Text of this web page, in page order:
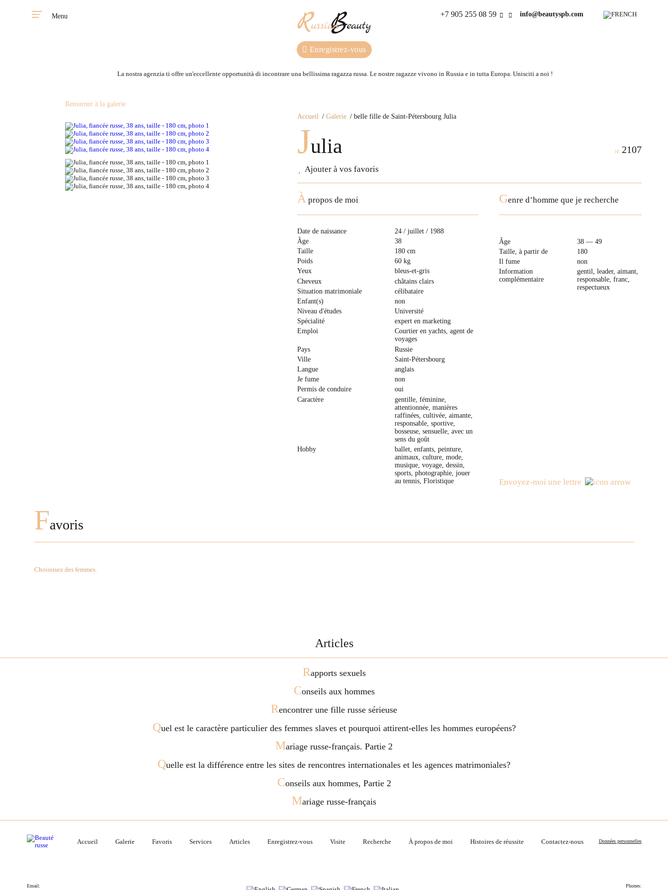
Menu +7 905 255 08 59 info@beautyspb.com
Enregistrez-vous
La nostra agenzia ti offre un'eccellente opportunità di incontrare una bellissima ragazza russa. Le nostre ragazze vivono in Russia e in tutta Europa. Unisciti a noi !
Accueil Galerie belle fille de Saint-Pétersbourg Julia
Julia
Ajouter à vos favoris
id: 2107
Retourner à la galerie
Àpropos de moi
Date de naissance
24 / juillet / 1988
Âge
38
Taille
180 cm
Poids
60 kg
Yeux
bleus-et-gris
Cheveux
сhâtains clairs
Situation matrimoniale
célibataire
Enfant(s)
non
Niveau d'études
Université
Spécialité
expert en marketing
Emploi
Courtier en yachts, agent de
voyages
Pays
Russie
Ville
Saint-Pétersbourg
Langue
anglais
Je fume
non
Permis de conduire
oui
Caractère
gentille, féminine,
attentionnée, manières
raffinées, cultivée, aimante,
responsable, sportive,
bosseuse, sensuelle, avec un
sens du goût
Hobby
ballet, enfants, peinture,
animaux, culture, mode,
musique, voyage, dessin,
sports, photographie, jouer
au tennis, Floristique
Genre d’homme que je recherche
Âge
38 — 49
Taille, à partir de
180
Il fume
non
Information
complémentaire
gentil, leader, aimant,
responsable, franc,
respectueux
Envoyez-moi une lettre
Favoris
Choisissez des femmes.
Articles
Rapports sexuels
Conseils aux hommes
Rencontrer une fille russe sérieuse
Quel est le caractère particulier des femmes slaves et pourquoi attirent-elles les hommes européens?
Mariage russe-français. Partie 2
Quelle est la différence entre les sites de rencontres internationales et les agences matrimoniales?
Conseils aux hommes, Partie 2
Mariage russe-français
Accueil Galerie Favoris Services Articles Enregistrez-vous Visite Recherche À propos de moi Histoires de réussite Contactez-nous Données personnelles
Email: Phones: